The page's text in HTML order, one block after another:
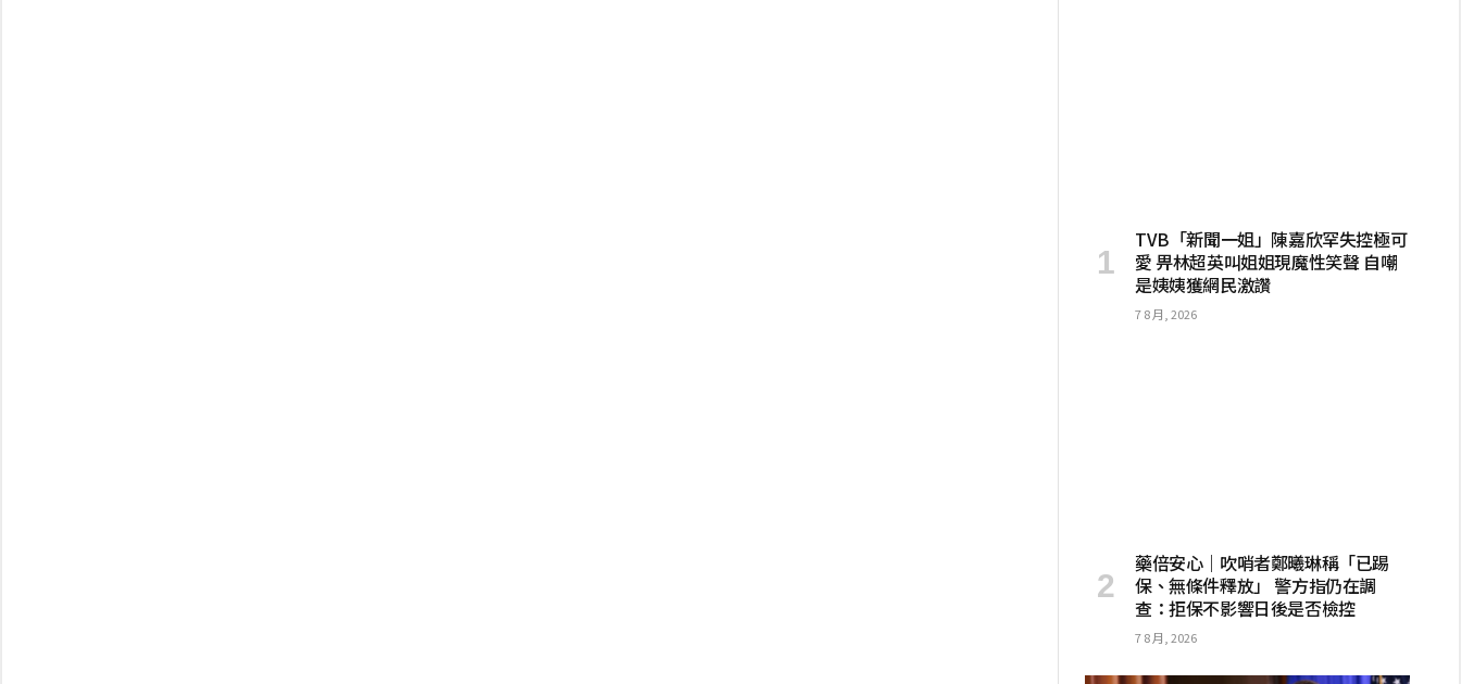
TVB「新聞一姐」陳嘉欣罕失控極可
愛 畀林超英叫姐姐現魔性笑聲 自嘲
是姨姨獲網民激讚
7 8 月, 2026
藥倍安心｜吹哨者鄭曦琳稱「已踢
保、無條件釋放」 警方指仍在調
查：拒保不影響日後是否檢控
7 8 月, 2026